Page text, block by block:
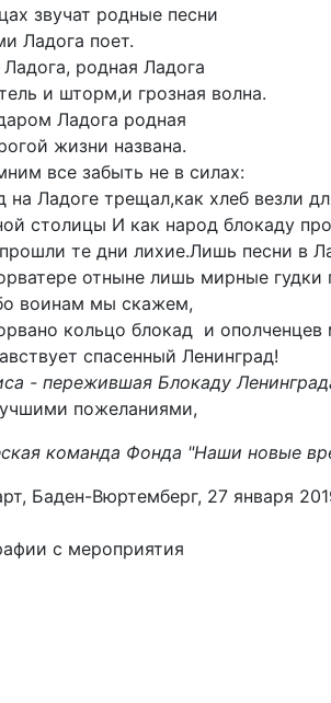
звучат родные песни
Ладога поет.
Ладога, родная Ладога
и шторм,и грозная волна.
Ладога родная
жизни названа.
все забыть не в
на Ладоге трещал,как хлеб везли
столицы И как народ
те дни лихие.Лишь песни в
отныне лишь мирные гудки
воинам мы скажем,
кольцо блокад и
спасенный Ленинград!
- пережившая Блокаду
пожеланиями,
команда Фонда "Наши новые
Баден-Вюртемберг, 27 января
с мероприятия